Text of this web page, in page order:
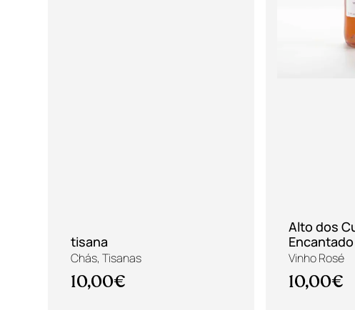
tisana
Chás, Tisanas
10,00€
Alto dos
Vinho Rosé
10,00€